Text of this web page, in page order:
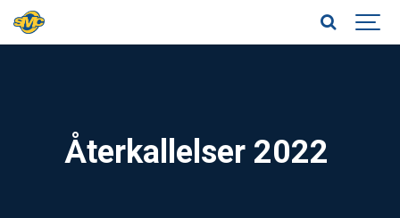
Återkallelser 2022